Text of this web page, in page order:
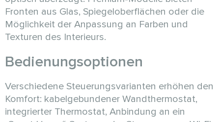
Fronten aus Glas, Spiegeloberflächen oder die
Möglichkeit der Anpassung an Farben und
Texturen des Interieurs.
Bedienungsoptionen
Verschiedene Steuerungsvarianten erhöhen den
Komfort: kabelgebundener Wandthermostat,
integrierter Thermostat, Anbindung an ein